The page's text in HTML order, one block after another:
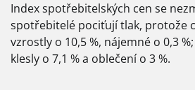
Index spotřebitelských cen se
spotřebitelé pociťují tlak, protože
vzrostly o 10,5 %, nájemné o 0,3
klesly o 7,1 % a oblečení o 3 %.